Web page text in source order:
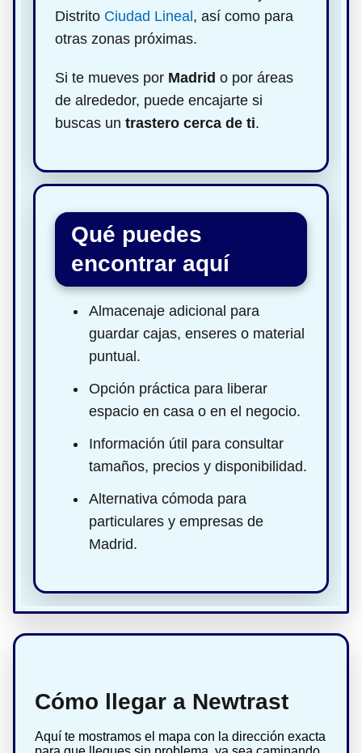
Distrito Ciudad Lineal, así como para
otras zonas próximas.
Si te mueves por Madrid o por áreas
de alrededor, puede encajarte si
buscas un trastero cerca de ti.
Qué puedes
encontrar aquí
Almacenaje adicional para
guardar cajas, enseres o material
puntual.
Opción práctica para liberar
espacio en casa o en el negocio.
Información útil para consultar
tamaños, precios y disponibilidad.
Alternativa cómoda para
particulares y empresas de
Madrid.
Cómo llegar a Newtrast
Aquí te mostramos el mapa con la dirección exacta